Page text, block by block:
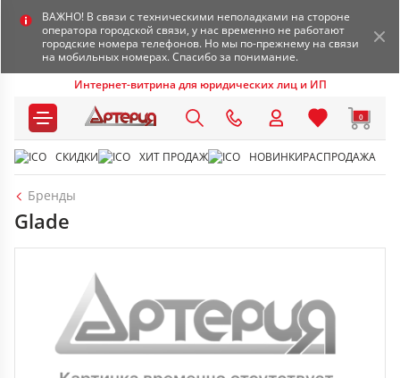
ВАЖНО! В связи с техническими неполадками на стороне
оператора городской связи, у нас временно не работают
городские номера телефонов. Но мы по-прежнему на связи
на мобильных номерах. Спасибо за понимание.
Интернет-витрина для юридических лиц и ИП
0
СКИДКИ ХИТ ПРОДАЖ НОВИНКИРАСПРОДАЖА
Бренды
Glade